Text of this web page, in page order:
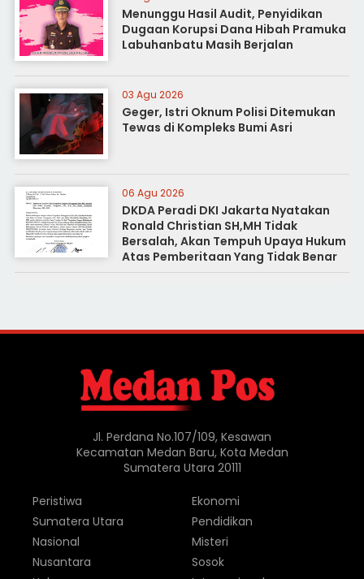
Menunggu Hasil Audit, Penyidikan
Dugaan Korupsi Dana Hibah Pramuka
Labuhanbatu Masih Berjalan
03 Agu 2026
Geger, Istri Oknum Polisi Ditemukan
Tewas di Kompleks Bumi Asri
06 Agu 2026
DKDA Peradi DKI Jakarta Nyatakan
Ronald Christian SH,MH Tidak
Bersalah, Akan Tempuh Upaya Hukum
Atas Pemberitaan Yang Tidak Benar
Jl. Perdana No.107/109, Kesawan
Kecamatan Medan Baru, Kota Medan
Sumatera Utara 20111
Peristiwa
Sumatera Utara
Nasional
Nusantara
Ekonomi
Pendidikan
Misteri
Sosok